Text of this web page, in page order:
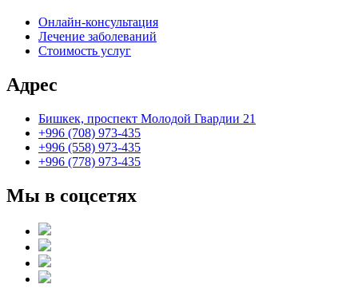
Онлайн-консультация
Лечение заболеваний
Стоимость услуг
Адрес
Бишкек, проспект Молодой Гвардии 21
+996 (708) 973-435
+996 (558) 973-435
+996 (778) 973-435
Мы в соцсетях